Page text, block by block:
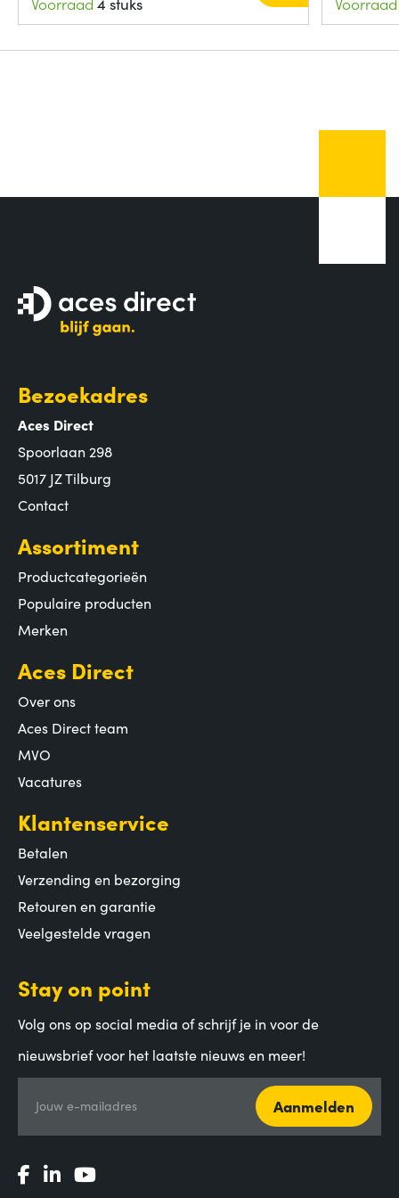
Bezoekadres
Aces Direct
Spoorlaan 298
5017 JZ Tilburg
Contact
Assortiment
Productcategorieën
Populaire producten
Merken
Aces Direct
Over ons
Aces Direct team
MVO
Vacatures
Klantenservice
Betalen
Verzending en bezorging
Retouren en garantie
Veelgestelde vragen
Stay on point
Volg ons op social media of schrijf je in voor de
nieuwsbrief voor het laatste nieuws en meer!
Jouw e-mailadres Aanmelden